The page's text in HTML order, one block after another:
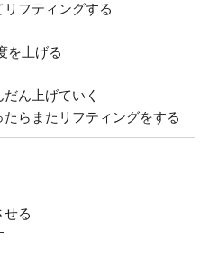
フティングする
を上げる
ん上げていく
らまたリフティングをする
せる